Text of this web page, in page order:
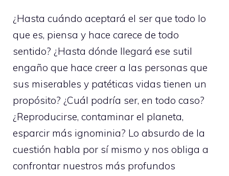
¿Hasta cuándo aceptará el ser que todo lo
que es, piensa y hace carece de todo
sentido? ¿Hasta dónde llegará ese sutil
engaño que hace creer a las personas que
sus miserables y patéticas vidas tienen un
propósito? ¿Cuál podría ser, en todo caso?
¿Reproducirse, contaminar el planeta,
esparcir más ignominia? Lo absurdo de la
cuestión habla por sí mismo y nos obliga a
confrontar nuestros más profundos